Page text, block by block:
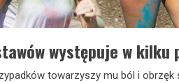
występuje w kilku
towarzyszy mu ból i